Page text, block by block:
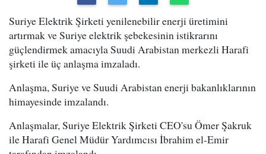
Suriye Elektrik Şirketi yenilenebilir enerji üretimini
artırmak ve Suriye elektrik şebekesinin istikrarını
güçlendirmek amacıyla Suudi Arabistan merkezli Harafi
şirketi ile üç anlaşma imzaladı.
Anlaşma, Suriye ve Suudi Arabistan enerji bakanlıklarının
himayesinde imzalandı.
Anlaşmalar, Suriye Elektrik Şirketi CEO'su Ömer Şakruk
ile Harafi Genel Müdür Yardımcısı İbrahim el-Emir